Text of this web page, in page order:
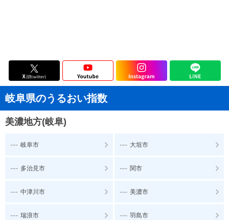
岐阜県のうるおい指数
美濃地方(岐阜)
--- 岐阜市 --- 大垣市
--- 多治見市 --- 関市
--- 中津川市 --- 美濃市
--- 瑞浪市 --- 羽島市